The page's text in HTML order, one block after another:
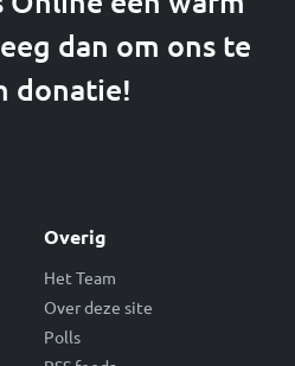
dan om ons te
donatie!
Overig
Het Team
Over deze site
Polls